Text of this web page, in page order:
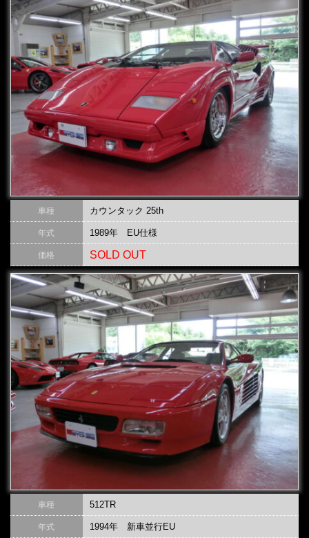
車種 カウンタック 25th
年式 1989年 EU仕様
価格 SOLD OUT
車種 512TR
年式 1994年 新車並行EU